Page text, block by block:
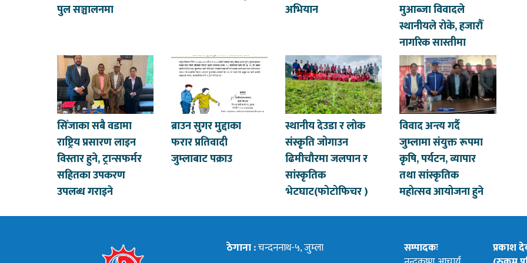
पुल सञ्चालनमा
अभियान
मुआब्जा विवादले
स्थानीयले रोके, हजारौँ
नागरिक सास्तीमा
सिँजाका सबै वडामा
राष्ट्रिय प्रसारण लाइन
विस्तार हुने, ट्रान्सफर्मर
सहितका उपकरण
उपलब्ध गराइने
ब्राउन सुगर मुद्दाका
फरार प्रतिवादी
जुम्लाबाट पक्राउ
स्थानीय देउडा र लोक
संस्कृति जोगाउन
ढिमीचौरमा जलपान र
सांस्कृतिक
भेटघाट(फोटोफिचर )
विवाद अन्त्य गर्दै
जुम्लामा संयुक्त रूपमा
कृषि, पर्यटन, व्यापार
तथा सांस्कृतिक
महोत्सव आयोजना हुने
ठेगाना :चन्दननाथ-५, जुम्ला
सम्पादकः
प्रकाश